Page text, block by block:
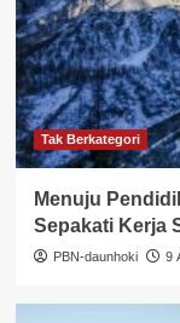
Tak Berkategori
Menuju
Sepakati Kerja
PBN-daunhoki 9